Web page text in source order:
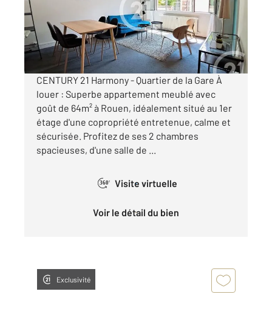
Appartement T3 à louer
1 200 €
par mois charges comprises
CENTURY 21 Harmony - Quartier de la Gare À
louer : Superbe appartement meublé avec
goût de 64m² à Rouen, idéalement situé au 1er
étage d'une copropriété entretenue, calme et
sécurisée. Profitez de ses 2 chambres
spacieuses, d'une salle de ...
360° Visite virtuelle
Voir le détail du bien
Exclusivité